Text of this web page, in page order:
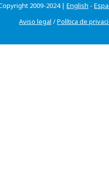
2009-2024 | English -
Aviso legal /Política de